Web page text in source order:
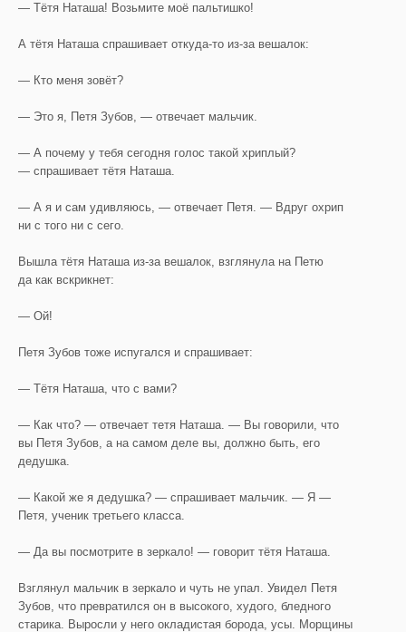
— Тётя Наташа! Возьмите моё пальтишко!
А тётя Наташа спрашивает откуда-то из-за вешалок:
— Кто меня зовёт?
— Это я, Петя Зубов, — отвечает мальчик.
— А почему у тебя сегодня голос такой хриплый?
— спрашивает тётя Наташа.
— А я и сам удивляюсь, — отвечает Петя. — Вдруг охрип
ни с того ни с сего.
Вышла тётя Наташа из-за вешалок, взглянула на Петю
да как вскрикнет:
— Ой!
Петя Зубов тоже испугался и спрашивает:
— Тётя Наташа, что с вами?
— Как что? — отвечает тетя Наташа. — Вы говорили, что
вы Петя Зубов, а на самом деле вы, должно быть, его
дедушка.
— Какой же я дедушка? — спрашивает мальчик. — Я —
Петя, ученик третьего класса.
— Да вы посмотрите в зеркало! — говорит тётя Наташа.
Взглянул мальчик в зеркало и чуть не упал. Увидел Петя
Зубов, что превратился он в высокого, худого, бледного
старика. Выросли у него окладистая борода, усы. Морщины